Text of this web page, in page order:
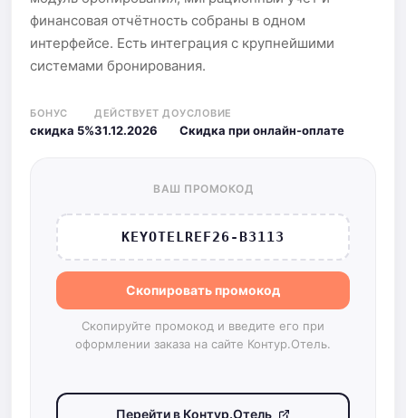
финансовая отчётность собраны в одном
интерфейсе. Есть интеграция с крупнейшими
системами бронирования.
БОНУС
скидка 5%
ДЕЙСТВУЕТ ДО
31.12.2026
УСЛОВИЕ
Скидка при онлайн-оплате
ВАШ ПРОМОКОД
KEYOTELREF26-B3113
Скопировать промокод
Скопируйте промокод и введите его при
оформлении заказа на сайте Контур.Отель.
Перейти в Контур.Отель